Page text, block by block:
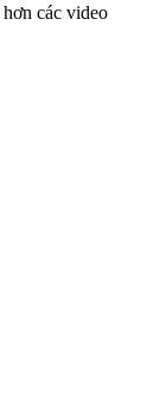
các video